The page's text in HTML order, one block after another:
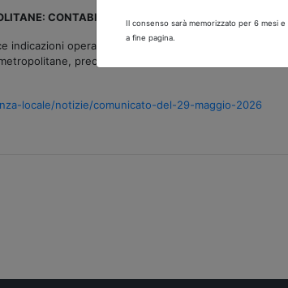
CONTABILIZZAZIONE DI CONTRIBUTI E
indicazioni operative per la corretta
precisando le modalità di accertamento
locale/notizie/comunicato-del-29-maggio-2026
Il consenso sarà memorizzato per 6 mesi
a fine pagina.